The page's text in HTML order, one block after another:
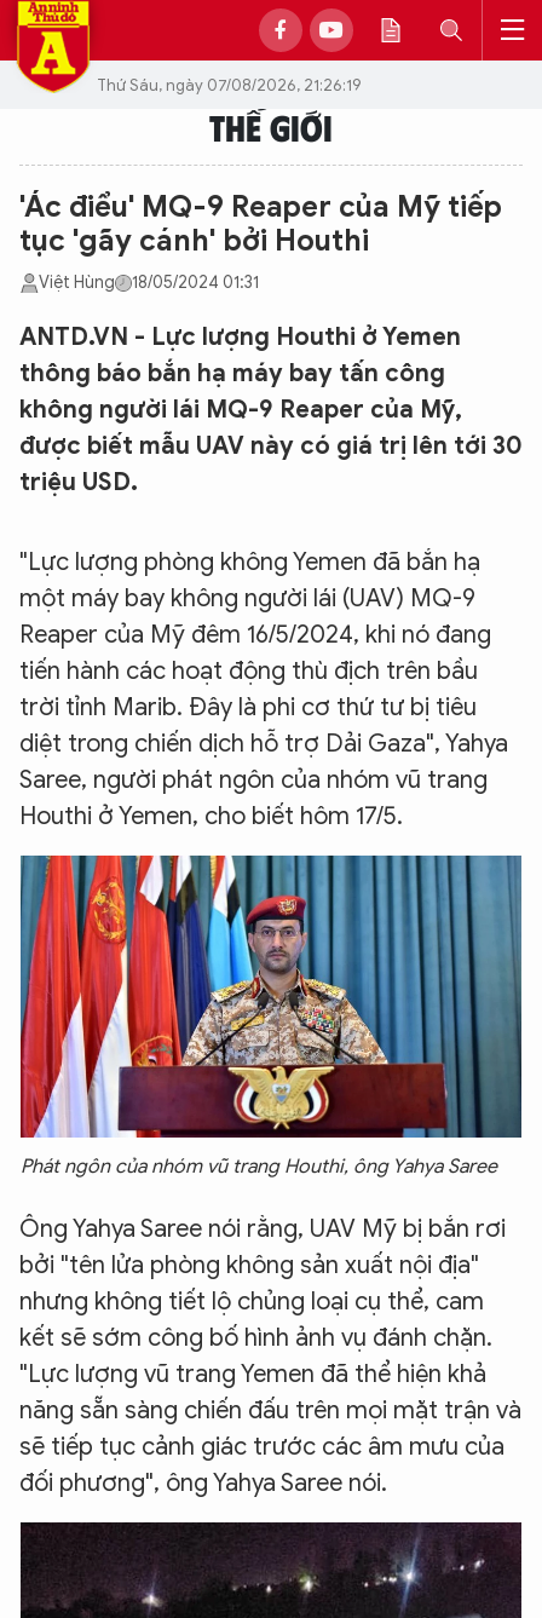
Thứ Sáu, ngày 07/08/2026, 21:26:19
THẾ GIỚI
'Ác điểu' MQ-9 Reaper của Mỹ tiếp
tục 'gãy cánh' bởi Houthi
Việt Hùng 18/05/2024 01:31
ANTD.VN - Lực lượng Houthi ở Yemen
thông báo bắn hạ máy bay tấn công
không người lái MQ-9 Reaper của Mỹ,
được biết mẫu UAV này có giá trị lên tới 30
triệu USD.
"Lực lượng phòng không Yemen đã bắn hạ
một máy bay không người lái (UAV) MQ-9
Reaper của Mỹ đêm 16/5/2024, khi nó đang
tiến hành các hoạt động thù địch trên bầu
trời tỉnh Marib. Đây là phi cơ thứ tư bị tiêu
diệt trong chiến dịch hỗ trợ Dải Gaza", Yahya
Saree, người phát ngôn của nhóm vũ trang
Houthi ở Yemen, cho biết hôm 17/5.
Phát ngôn của nhóm vũ trang Houthi, ông Yahya Saree
Ông Yahya Saree nói rằng, UAV Mỹ bị bắn rơi
bởi "tên lửa phòng không sản xuất nội địa"
nhưng không tiết lộ chủng loại cụ thể, cam
kết sẽ sớm công bố hình ảnh vụ đánh chặn.
"Lực lượng vũ trang Yemen đã thể hiện khả
năng sẵn sàng chiến đấu trên mọi mặt trận và
sẽ tiếp tục cảnh giác trước các âm mưu của
đối phương", ông Yahya Saree nói.